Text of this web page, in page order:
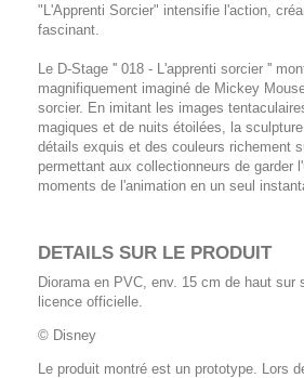
"L'Apprenti Sorcier" intensifie l'action,
fascinant.
Le D-Stage '' 018 - L'apprenti sorcier ''
magnifiquement imaginé de Mickey
sorcier. En imitant les images
magiques et de nuits étoilées, la
détails exquis et des couleurs richement
permettant aux collectionneurs de garder
moments de l'animation en un seul
DETAILS SUR LE PRODUIT
Diorama en PVC, env. 15 cm de haut sur
licence officielle.
© Disney
Le produit montré est un prototype. Lors